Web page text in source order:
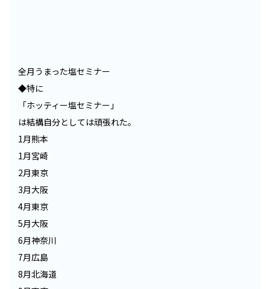
全月うまった塩セミナー
◆特に
「ホッティー塩セミナー」
は結構自分としては頑張れた。
1月熊本
1月宮崎
2月東京
3月大阪
4月東京
5月大阪
6月神奈川
7月広島
8月北海道